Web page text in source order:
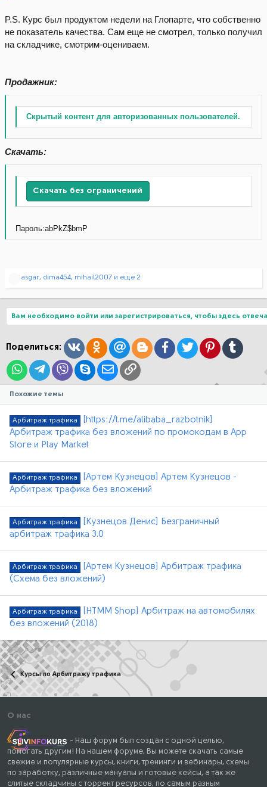
P.S. Курс был продуктом недели на Глопарте, что собственно
не показатель качества. Сам еще не смотрел, только получил
на складчике, смотрим-оцениваем.
Продажник:
Скрытый контент для авторизованных пользователей.
Скачать:
Скачать без ограничений
Пароль:abPkZ$bmP
Р
ц
и
:
asgar, dima454, mihail2007 и еще 2
Вам необходимо войти или зарегистрироваться, чтобы здесь
Поделиться: ВконтактеОдноклассники
Mail.ruBloggerFacebook
TwitterPinterestTumblr
WhatsAppTelegram
ViberSkypeЭлектронная почта
Ссылка
Похожие темы
Арбитраж трафика
[https://t.me/alibaba_razbotnik]
Арбитраж трафика без вложений по промокодам в App
Store и Play Market
Арбитраж трафика
[Артем Кузнецов] Артем Кузнецов -
Арбитраж трафика без вложений
Арбитраж трафика
[Кузнецов Денис] Безграничный
арбитраж трафика 3.0
Арбитраж трафика
[Артем Кузнецов] Арбитраж трафика
(Схема без вложений)
Арбитраж трафика
[HTMM Shop] Арбитраж на автомобилях
без вложений (2018)
Курсы по Арбитражу трафика
О нас
- Наш форум был создан с одной целью,
помогать другим! На нашем форуме, Вы можете скачать самые
свежие и популярные курсы, книги, тренинги и вебинары, схемы
по заработку, различные мануалы и готовые кейсы, а так же
слитые складчины с торрент ресурсов, по самым разным